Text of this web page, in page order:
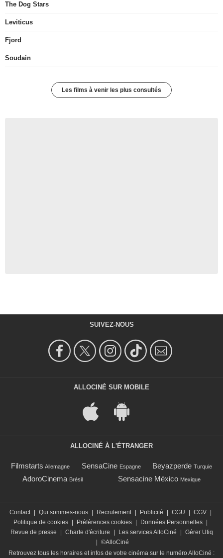
The Dog Stars
Leviticus
Fjord
Soudain
Les films à venir les plus consultés
SUIVEZ-NOUS
ALLOCINÉ SUR MOBILE
ALLOCINÉ À L'ÉTRANGER
Filmstarts Allemagne SensaCine Espagne Beyazperde Turquie
AdoroCinema Brésil Sensacine México Mexique
Contact Qui sommes-nous Recrutement Publicité CGU CGV
Politique de cookies
Préférences cookies Données Personnelles
Revue de presse
Charte d'écriture Les services AlloCiné
Gérer Utiq
©AlloCiné
Retrouvez tous les horaires et infos de votre cinéma sur le numéro AlloCiné :